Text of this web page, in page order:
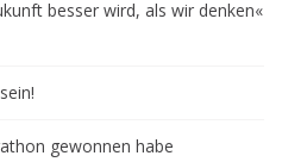
besser wird, als wir denken«
gewonnen habe